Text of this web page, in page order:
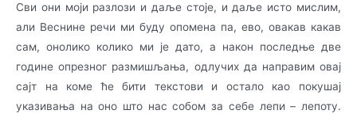
Сви они моји разлози и даље стоје, и даље исто мислим,
али Веснине речи ми буду опо­ме­на па, ево, овакав какав
сам, онолико колико ми је дато, а након последње две
године опре­зног размишљања, одлучих да направим овај
сајт на коме ће бити текстови и остало као покушај
указивања на оно што нас собом за себе лепи – лепоту.